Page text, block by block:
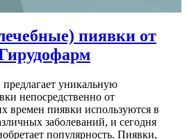
пиявки от
уникальную
непосредственно от
времен пиявки используются в
заболеваний, и сегодня
популярность. Пиявки,